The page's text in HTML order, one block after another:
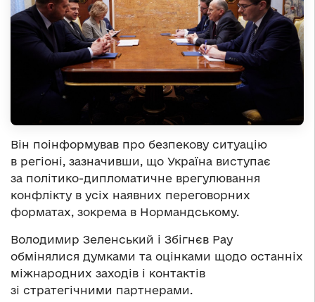
Він поінформував про безпекову ситуацію
в регіоні, зазначивши, що Україна виступає
за політико-дипломатичне врегулювання
конфлікту в усіх наявних переговорних
форматах, зокрема в Нормандському.
Володимир Зеленський і Збігнєв Рау
обмінялися думками та оцінками щодо останніх
міжнародних заходів і контактів
зі стратегічними партнерами.